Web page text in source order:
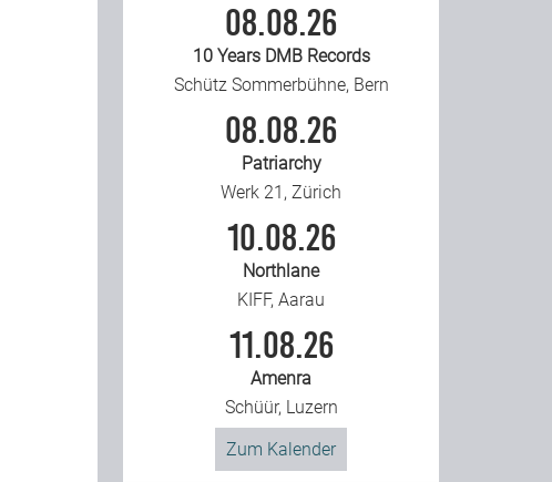
08.08.26
10 Years DMB Records
Schütz Sommerbühne, Bern
08.08.26
Patriarchy
Werk 21, Zürich
10.08.26
Northlane
KIFF, Aarau
11.08.26
Amenra
Schüür, Luzern
Zum Kalender